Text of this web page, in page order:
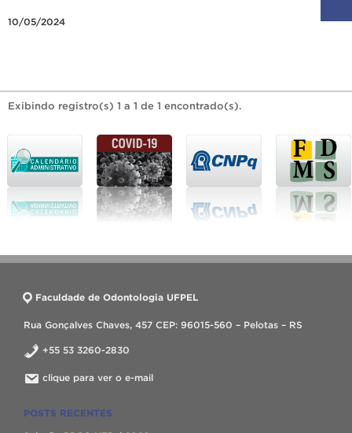
10/05/2024
Exibindo registro(s) 1 a 1 de 1 encontrado(s).
Faculdade de Odontologia UFPEL
Rua Gonçalves Chaves, 457 CEP: 96015-560 – Pelotas – RS
+55 53 3260-2830
clique para ver o e-mail
POSTS RECENTES